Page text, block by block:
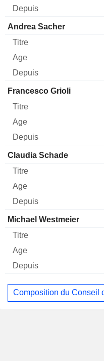
Andrea Sacher
Francesco Grioli
Claudia Schade
Michael Westmeier
Composition du Conseil